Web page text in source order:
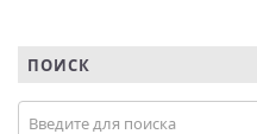
ПОИСК